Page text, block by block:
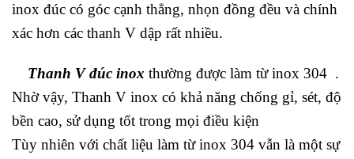
inox đúc có góc cạnh thẳng, nhọn đồng đều và chính
xác hơn các thanh V dập rất nhiều.
Thanh V đúc inox thường được làm từ inox 304 .
Nhờ vậy, Thanh V inox có khả năng chống gỉ, sét, độ
bền cao, sử dụng tốt trong mọi điều kiện
Tùy nhiên với chất liệu làm từ inox 304 vẫn là một sự